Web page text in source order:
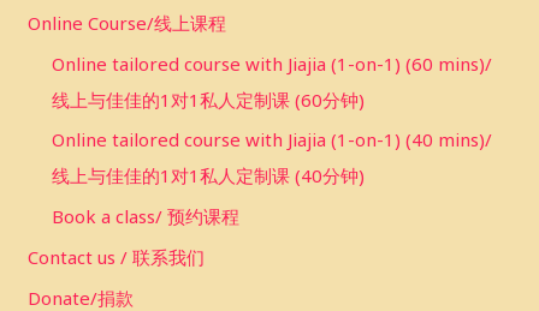
Online Course/线上课程
Online tailored course with Jiajia (1-on-1) (60 mins)/
线上与佳佳的1对1私人定制课 (60分钟)
Online tailored course with Jiajia (1-on-1) (40 mins)/
线上与佳佳的1对1私人定制课 (40分钟)
Book a class/ 预约课程
Contact us / 联系我们
Donate/捐款